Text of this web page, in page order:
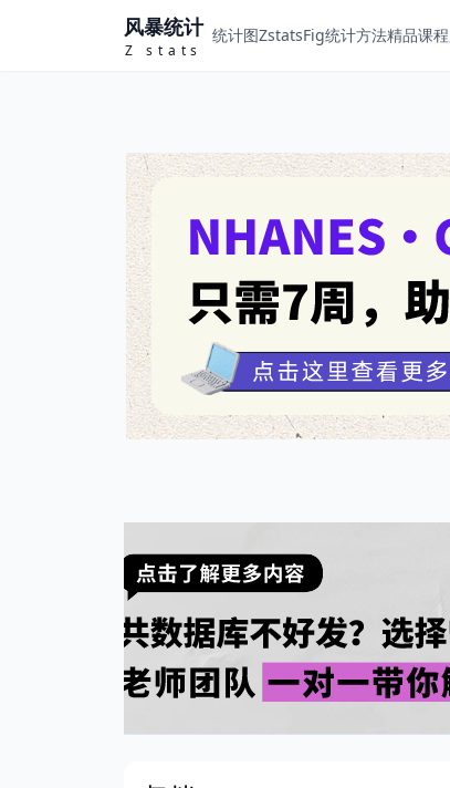
风暴统计
Z stats
统计图ZstatsFig统计方法精品课程